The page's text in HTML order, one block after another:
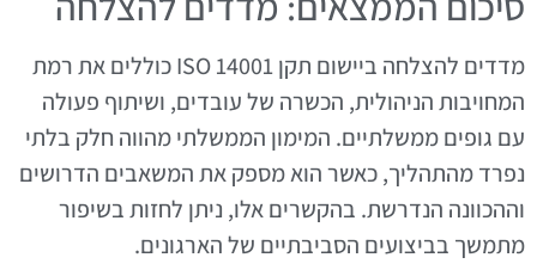
מדדים להצלחה ביישום תקן ISO 14001 כוללים את רמת
המחויבות הניהולית, הכשרה של עובדים, ושיתוף פעולה
עם גופים ממשלתיים. המימון הממשלתי מהווה חלק בלתי
נפרד מהתהליך, כאשר הוא מספק את המשאבים הדרושים
וההכוונה הנדרשת. בהקשרים אלו, ניתן לחזות בשיפור
מתמשך בביצועים הסביבתיים של הארגונים.